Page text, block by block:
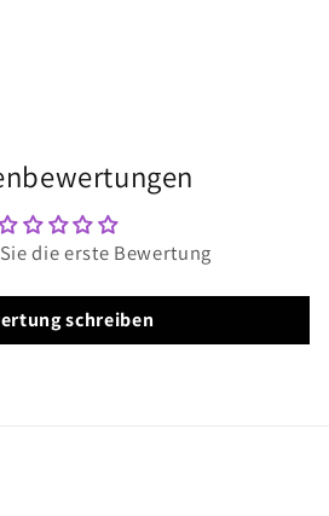
die erste Bewertung
schreiben